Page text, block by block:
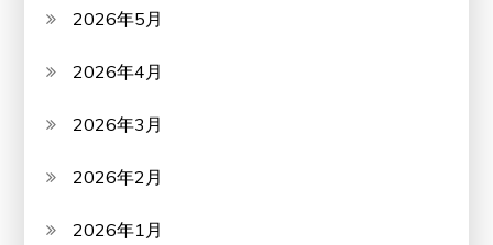
2026年5月
2026年4月
2026年3月
2026年2月
2026年1月